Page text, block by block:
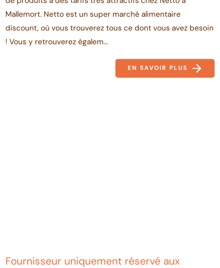
Mallemort. Netto est un super marché alimentaire
discount, où vous trouverez tous ce dont vous avez besoin
! Vous y retrouverez égalem...
EN SAVOIR PLUS
Fournisseur uniquement réservé aux